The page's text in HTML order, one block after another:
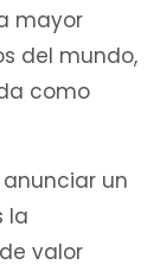
mayor
del mundo,
como
un
la
valor